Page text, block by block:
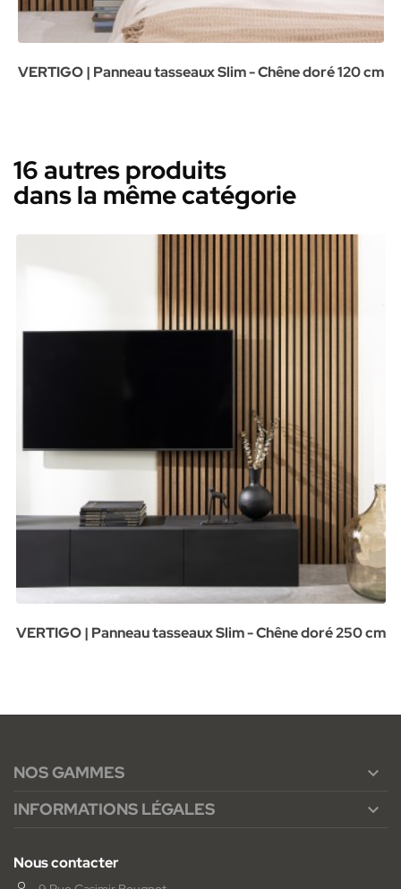
VERTIGO | Panneau tasseaux Slim - Chêne doré 120 cm
16 autres produits
dans la même catégorie
VERTIGO | Panneau tasseaux Slim - Chêne doré 250 cm
NOS GAMMES 
INFORMATIONS LÉGALES 
Nous contacter